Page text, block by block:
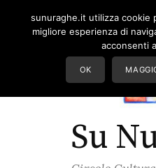
Su
sunuraghe.it utilizza cookie
migliore esperienza di
acconsenti
OK